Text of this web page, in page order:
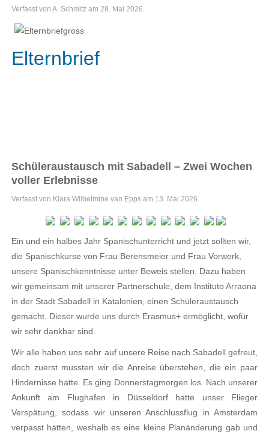
Verfasst von A. Schmitz am 28. Mai 2026.
Elternbrief
Schüleraustausch mit Sabadell – Zwei Wochen
voller Erlebnisse
Verfasst von Klara Wilhelmine van Epps am 13. Mai 2026.
Ein und ein halbes Jahr Spanischunterricht und jetzt sollten wir,
die Spanischkurse von Frau Berensmeier und Frau Vorwerk,
unsere Spanischkenntnisse unter Beweis stellen. Dazu haben
wir gemeinsam mit unserer Partnerschule, dem Instituto Arraona
in der Stadt Sabadell in Katalonien, einen Schüleraustausch
gemacht. Dieser wurde uns durch Erasmus+ ermöglicht, wofür
wir sehr dankbar sind.
Wir alle haben uns sehr auf unsere Reise nach Sabadell gefreut,
doch zuerst mussten wir die Anreise überstehen, die ein paar
Hindernisse hatte. Es ging Donnerstagmorgen los. Nach unserer
Ankunft am Flughafen in Düsseldorf hatte unser Flieger
Verspätung, sodass wir unseren Anschlussflug in Amsterdam
verpasst hätten, weshalb es eine kleine Planänderung gab und